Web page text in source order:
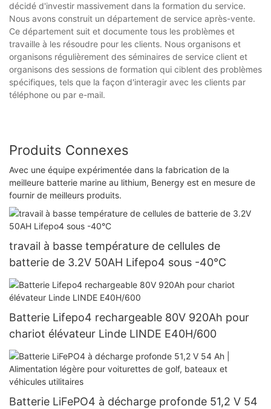
décidé d'investir massivement dans la formation du service.
Nous avons construit un département de service après-vente.
Ce département suit et documente tous les problèmes et
travaille à les résoudre pour les clients. Nous organisons et
organisons régulièrement des séminaires de service client et
organisons des sessions de formation qui ciblent des problèmes
spécifiques, tels que la façon d'interagir avec les clients par
téléphone ou par e-mail.
Produits Connexes
Avec une équipe expérimentée dans la fabrication de la
meilleure batterie marine au lithium, Benergy est en mesure de
fournir de meilleurs produits.
travail à basse température de cellules de
batterie de 3.2V 50AH Lifepo4 sous -40°C
Batterie Lifepo4 rechargeable 80V 920Ah pour
chariot élévateur Linde LINDE E40H/600
Batterie LiFePO4 à décharge profonde 51,2 V 54